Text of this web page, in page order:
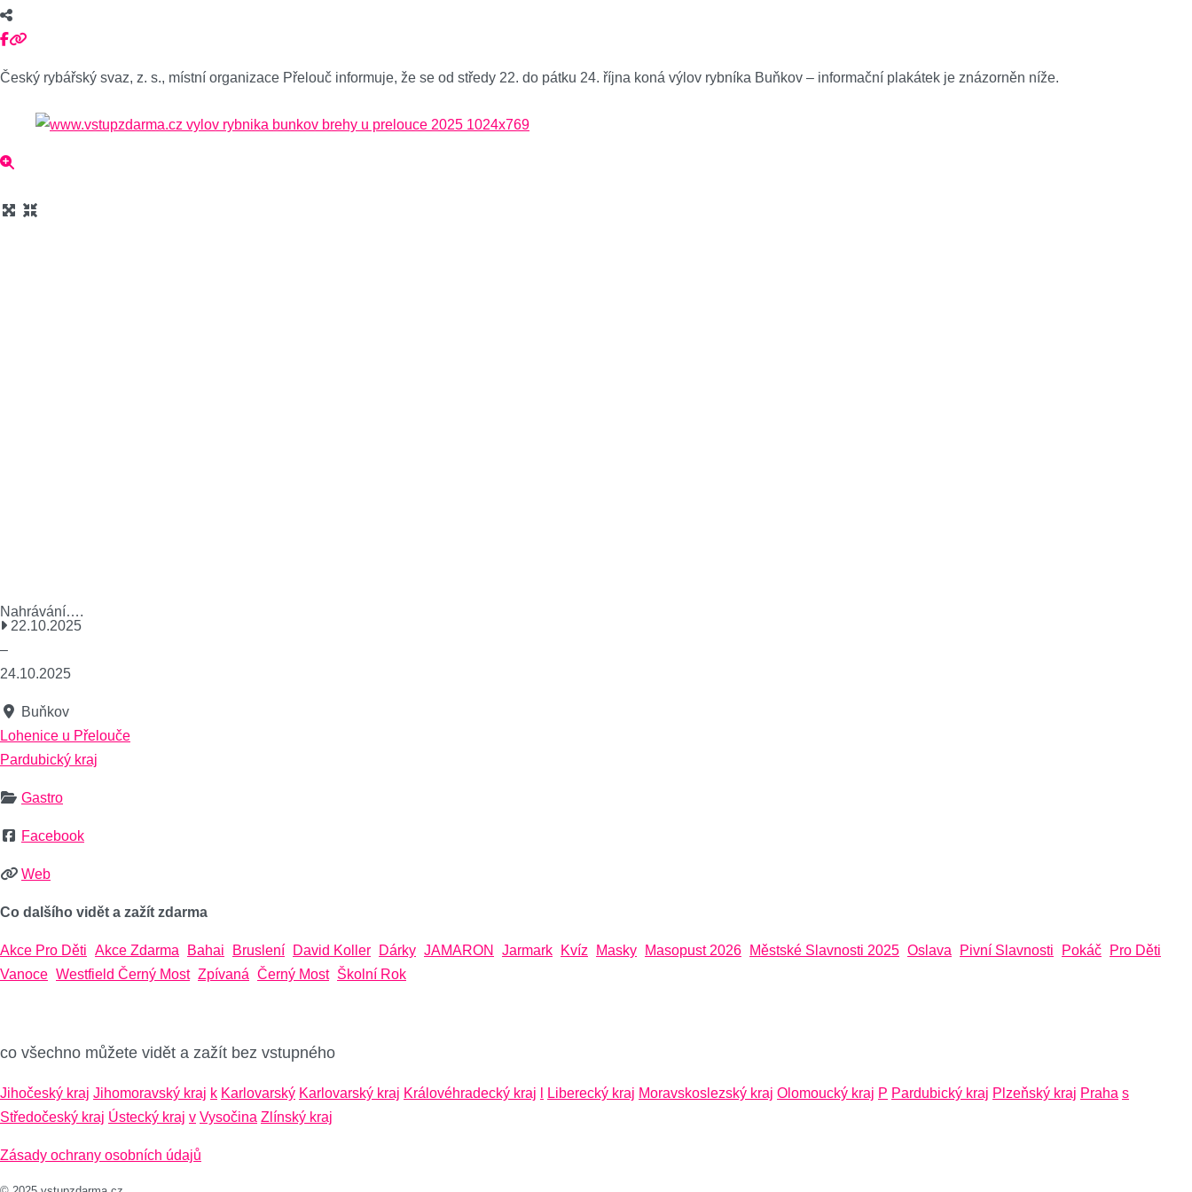
Český rybářský svaz, z. s., místní organizace Přelouč informuje, že se od středy 22. do pátku 24. října koná výlov rybníka Buňkov – informační plakátek je znázorněn níže.
Nahrávání….
22.10.2025
–
24.10.2025
Buňkov
Lohenice u Přelouče
Pardubický kraj
Gastro
Facebook
Web
Co dalšího vidět a zažít zdarma
Akce Pro Děti Akce Zdarma Bahai Bruslení David Koller Dárky JAMARON Jarmark Kvíz Masky Masopust 2026 Městské Slavnosti 2025 Oslava Pivní Slavnosti Pokáč
Pro Děti
Vanoce Westfield Černý Most Zpívaná Černý Most Školní Rok
co všechno můžete vidět a zažít bez vstupného
Jihočeský kraj Jihomoravský kraj k Karlovarský Karlovarský kraj Královéhradecký kraj Liberecký kraj Moravskoslezský kraj Olomoucký kraj P Pardubický kraj Plzeňský kraj Praha s
Středočeský kraj Ústecký kraj v Vysočina Zlínský kraj
Zásady ochrany osobních údajů